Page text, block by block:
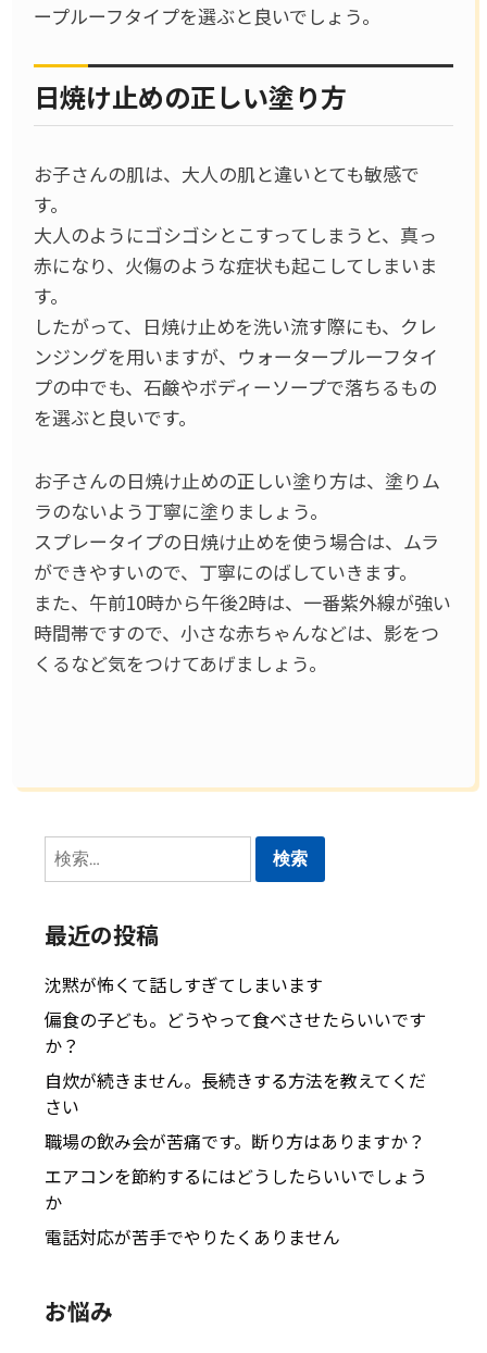
ープルーフタイプを選ぶと良いでしょう。
日焼け止めの正しい塗り方
お子さんの肌は、大人の肌と違いとても敏感で
す。
大人のようにゴシゴシとこすってしまうと、真っ
赤になり、火傷のような症状も起こしてしまいま
す。
したがって、日焼け止めを洗い流す際にも、クレ
ンジングを用いますが、ウォータープルーフタイ
プの中でも、石鹸やボディーソープで落ちるもの
を選ぶと良いです。
お子さんの日焼け止めの正しい塗り方は、塗りム
ラのないよう丁寧に塗りましょう。
スプレータイプの日焼け止めを使う場合は、ムラ
ができやすいので、丁寧にのばしていきます。
また、午前10時から午後2時は、一番紫外線が強い
時間帯ですので、小さな赤ちゃんなどは、影をつ
くるなど気をつけてあげましょう。
検
索:
最近の投稿
沈黙が怖くて話しすぎてしまいます
偏食の子ども。どうやって食べさせたらいいです
か？
自炊が続きません。長続きする方法を教えてくだ
さい
職場の飲み会が苦痛です。断り方はありますか？
エアコンを節約するにはどうしたらいいでしょう
か
電話対応が苦手でやりたくありません
お悩み